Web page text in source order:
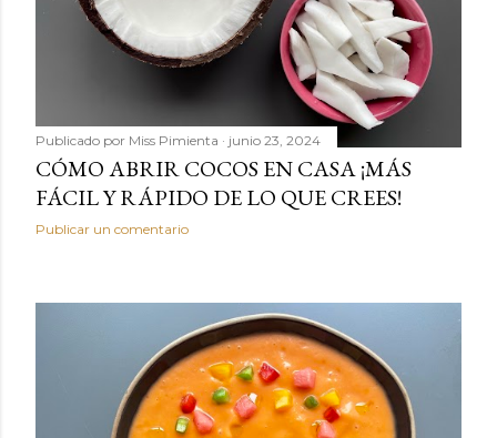
Publicado por Miss Pimienta junio 23, 2024
CÓMO ABRIR COCOS EN CASA ¡MÁS
FÁCIL Y RÁPIDO DE LO QUE CREES!
Publicar un comentario